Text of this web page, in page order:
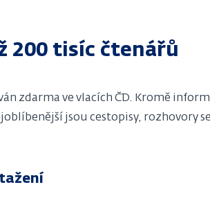
200 tisíc čtenářů
zdarma ve vlacích ČD. Kromě
jsou cestopisy, rozhovory